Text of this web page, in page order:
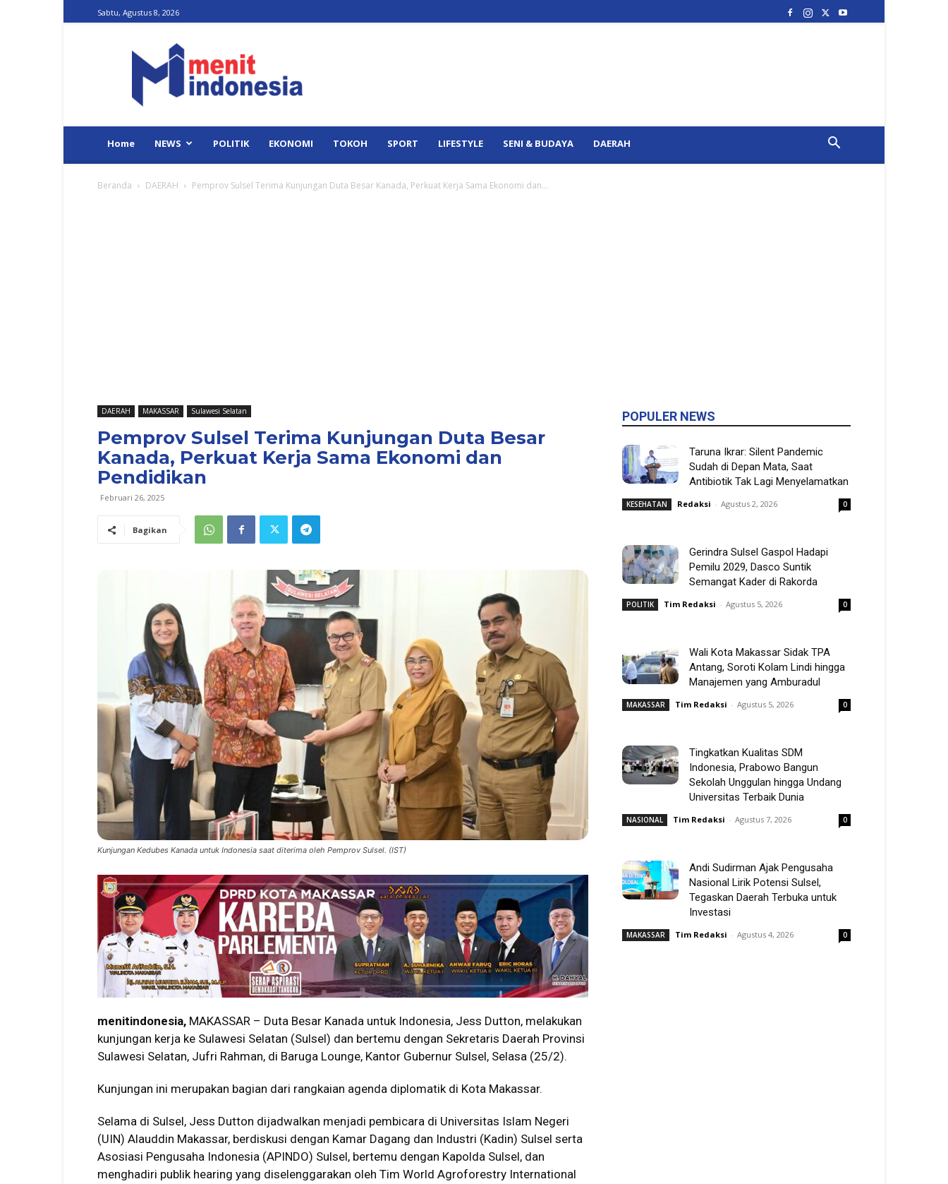
Sabtu, Agustus 8, 2026
Indonesia
Home NEWS POLITIK EKONOMI TOKOH SPORT LIFESTYLE SENI & BUDAYA DAERAH
Beranda DAERAH Pemprov Sulsel Terima Kunjungan Duta Besar Kanada, Perkuat Kerja Sama Ekonomi dan...
DAERAH MAKASSAR Sulawesi Selatan
Pemprov Sulsel Terima Kunjungan Duta Besar
Kanada, Perkuat Kerja Sama Ekonomi dan
Pendidikan
Februari 26, 2025
Bagikan
Kunjungan Kedubes Kanada untuk Indonesia saat diterima oleh Pemprov Sulsel. (IST)
menitindonesia, MAKASSAR – Duta Besar Kanada untuk Indonesia, Jess Dutton, melakukan
kunjungan kerja ke Sulawesi Selatan (Sulsel) dan bertemu dengan Sekretaris Daerah Provinsi
Sulawesi Selatan, Jufri Rahman, di Baruga Lounge, Kantor Gubernur Sulsel, Selasa (25/2).
Kunjungan ini merupakan bagian dari rangkaian agenda diplomatik di Kota Makassar.
Selama di Sulsel, Jess Dutton dijadwalkan menjadi pembicara di Universitas Islam Negeri
(UIN) Alauddin Makassar, berdiskusi dengan Kamar Dagang dan Industri (Kadin) Sulsel serta
Asosiasi Pengusaha Indonesia (APINDO) Sulsel, bertemu dengan Kapolda Sulsel, dan
menghadiri publik hearing yang diselenggarakan oleh Tim World Agroforestry International
POPULER NEWS
Taruna Ikrar: Silent Pandemic
Sudah di Depan Mata, Saat
Antibiotik Tak Lagi Menyelamatkan
KESEHATAN Redaksi - Agustus 2, 2026 0
Gerindra Sulsel Gaspol Hadapi
Pemilu 2029, Dasco Suntik
Semangat Kader di Rakorda
POLITIK Tim Redaksi - Agustus 5, 2026 0
Wali Kota Makassar Sidak TPA
Antang, Soroti Kolam Lindi hingga
Manajemen yang Amburadul
MAKASSAR Tim Redaksi - Agustus 5, 2026 0
Tingkatkan Kualitas SDM
Indonesia, Prabowo Bangun
Sekolah Unggulan hingga Undang
Universitas Terbaik Dunia
NASIONAL Tim Redaksi - Agustus 7, 2026 0
Andi Sudirman Ajak Pengusaha
Nasional Lirik Potensi Sulsel,
Tegaskan Daerah Terbuka untuk
Investasi
MAKASSAR Tim Redaksi - Agustus 4, 2026 0